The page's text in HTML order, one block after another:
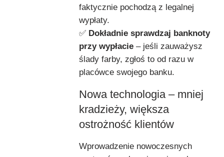
faktycznie pochodzą z legalnej
wypłaty.
✅ Dokładnie sprawdzaj banknoty
przy wypłacie – jeśli zauważysz
ślady farby, zgłoś to od razu w
placówce swojego banku.
Nowa technologia – mniej
kradzieży, większa
ostrożność klientów
Wprowadzenie nowoczesnych